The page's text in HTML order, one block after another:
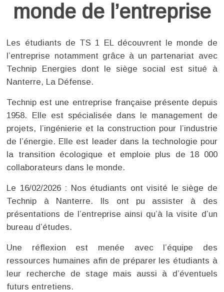
monde de l’entreprise
Les étudiants de TS 1 EL découvrent le monde de
l’entreprise notamment grâce à un partenariat avec
Technip Energies dont le siège social est situé à
Nanterre, La Défense.
Technip est une entreprise française présente depuis
1958. Elle est spécialisée dans le management de
projets, l’ingénierie et la construction pour l’industrie
de l’énergie. Elle est leader dans la technologie pour
la transition écologique et emploie plus de 18 000
collaborateurs dans le monde.
Le 16/02/2026 : Nos étudiants ont visité le siège de
Technip à Nanterre. Ils ont pu assister à des
présentations de l’entreprise ainsi qu’à la visite d’un
bureau d’études.
Une réflexion est menée avec l’équipe des
ressources humaines afin de préparer les étudiants à
leur recherche de stage mais aussi à d’éventuels
futurs entretiens.